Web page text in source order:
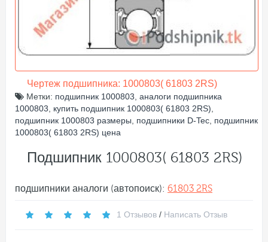
Чертеж подшипника: 1000803( 61803 2RS)
Метки: подшипник 1000803 аналоги подшипника
1000803
купить подшипник 1000803( 61803 2RS)
подшипник 1000803 размеры
подшипники D-Tec подшипник
1000803( 61803 2RS) цена
Подшипник 1000803( 61803 2RS)
подшипники аналоги (автопоиск): 61803 2RS
1 Отзывов / Написать Отзыв